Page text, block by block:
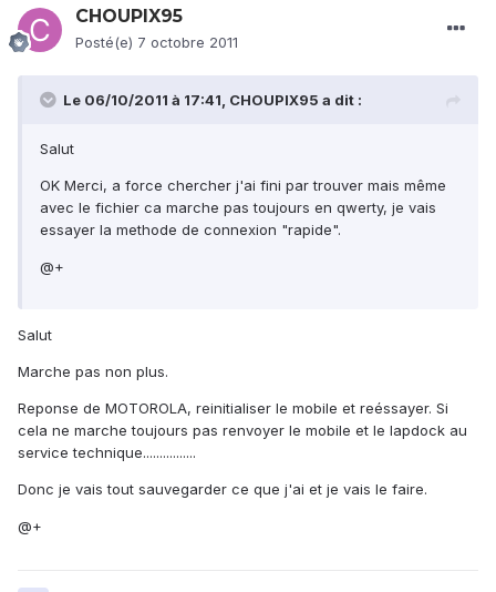
CHOUPIX95
Posté(e) 7 octobre 2011
Le 06/10/2011 à 17:41, CHOUPIX95 a dit :
Salut
OK Merci, a force chercher j'ai fini par trouver mais même
avec le fichier ca marche pas toujours en qwerty, je vais
essayer la methode de connexion "rapide".
@+
Salut
Marche pas non plus.
Reponse de MOTOROLA, reinitialiser le mobile et reéssayer. Si
cela ne marche toujours pas renvoyer le mobile et le lapdock au
service technique................
Donc je vais tout sauvegarder ce que j'ai et je vais le faire.
@+